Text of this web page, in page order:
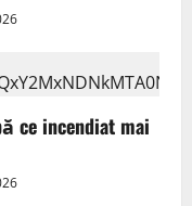
ce incendiat mai